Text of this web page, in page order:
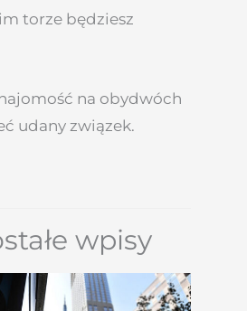
torze będziesz
na obydwóch
udany związek.
wpisy